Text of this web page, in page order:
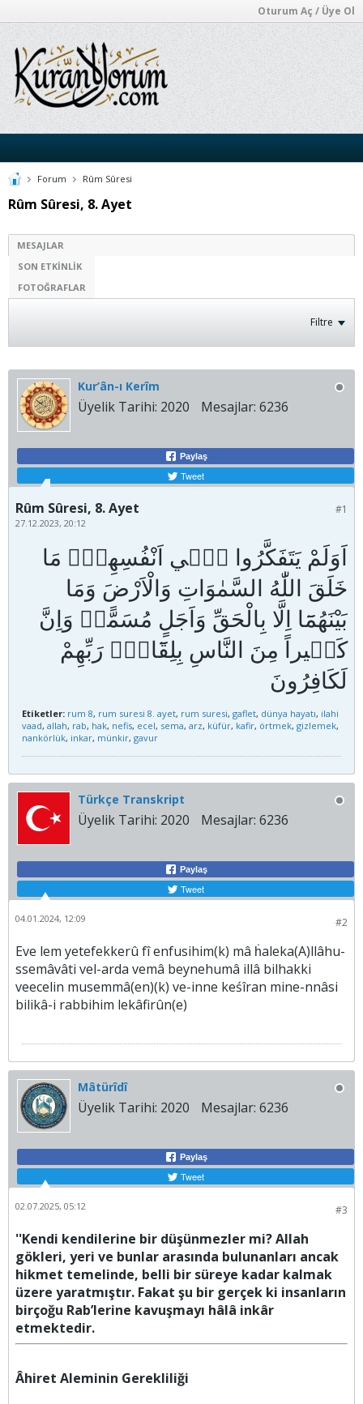
Oturum Aç / Üye Ol
Forum Rûm Sûresi
Rûm Sûresi, 8. Ayet
MESAJLAR
SON ETKINLIK
FOTOĞRAFLAR
Filtre
Kur’ân-ı Kerîm
Üyelik Tarihi: 2020 Mesajlar: 6236
Paylaş
Tweet
#1
Rûm Sûresi, 8. Ayet
27.12.2023, 20:12
اَوَلَمْ يَتَفَكَّرُوا ف۪ٓي اَنْفُسِهِمْ۠ مَا
خَلَقَ اللّٰهُ السَّمٰوَاتِ وَالْاَرْضَ وَمَا
بَيْنَهُمَٓا اِلَّا بِالْحَقِّ وَاَجَلٍ مُسَمًّىۜ وَاِنَّ
كَث۪يراً مِنَ النَّاسِ بِلِقَٓائِ۬ رَبِّهِمْ
Etiketler: rum 8, rum suresi 8. ayet, rum suresi, gaflet, dünya hayatı, ilahi
vaad, allah, rab, hak, nefis, ecel, sema, arz, küfür, kafir, örtmek, gizlemek,
nankörlük, inkar, münkir, gavur
Türkçe Transkript
Üyelik Tarihi: 2020 Mesajlar: 6236
Paylaş
Tweet
#2
04.01.2024, 12:09
Eve lem yetefekkerû fî enfusihim(k) mâ ḣaleka(A)llâhu-
ssemâvâti vel-arda vemâ beynehumâ illâ bilhakki
veecelin musemmâ(en)(k) ve-inne keśîran mine-nnâsi
bilikâ-i rabbihim lekâfirûn(e)
Mâtürîdî
Üyelik Tarihi: 2020 Mesajlar: 6236
Paylaş
Tweet
#3
02.07.2025, 05:12
''Kendi kendilerine bir düşünmezler mi? Allah
gökleri, yeri ve bunlar arasında bulunanları ancak
hikmet temelinde, belli bir süreye kadar kalmak
üzere yaratmıştır. Fakat şu bir gerçek ki insanların
birçoğu Rab’lerine kavuşmayı hâlâ inkâr
etmektedir.
Âhiret Aleminin Gerekliliği